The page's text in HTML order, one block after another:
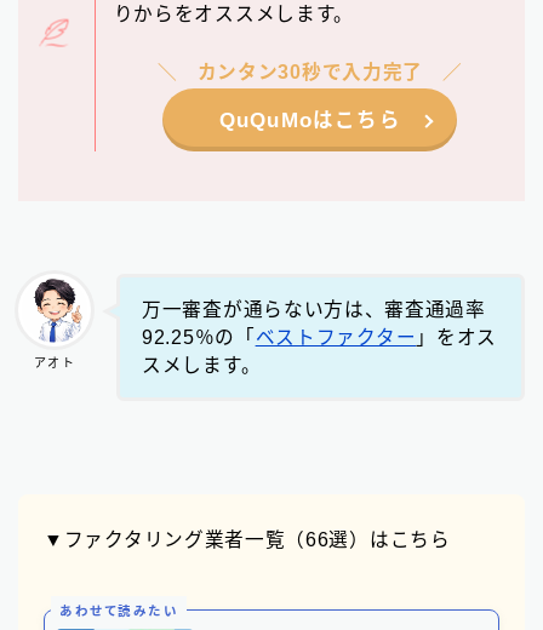
りからをオススメします。
カンタン30秒で入力完了
QuQuMoはこちら
アオト
万一審査が通らない方は、審査通過率
92.25％の「 ベストファクター 」をオス
スメします。
▼ファクタリング業者一覧（66選）はこちら
あわせて読みたい